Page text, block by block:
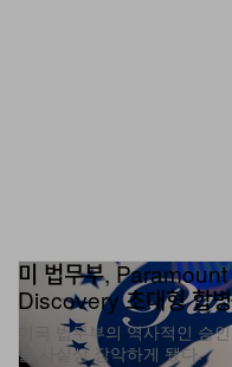
미 법무부,
Discovery 초대형 합
미국 법무부의 역사적인 승
를 사실상 장악하게 됐다.